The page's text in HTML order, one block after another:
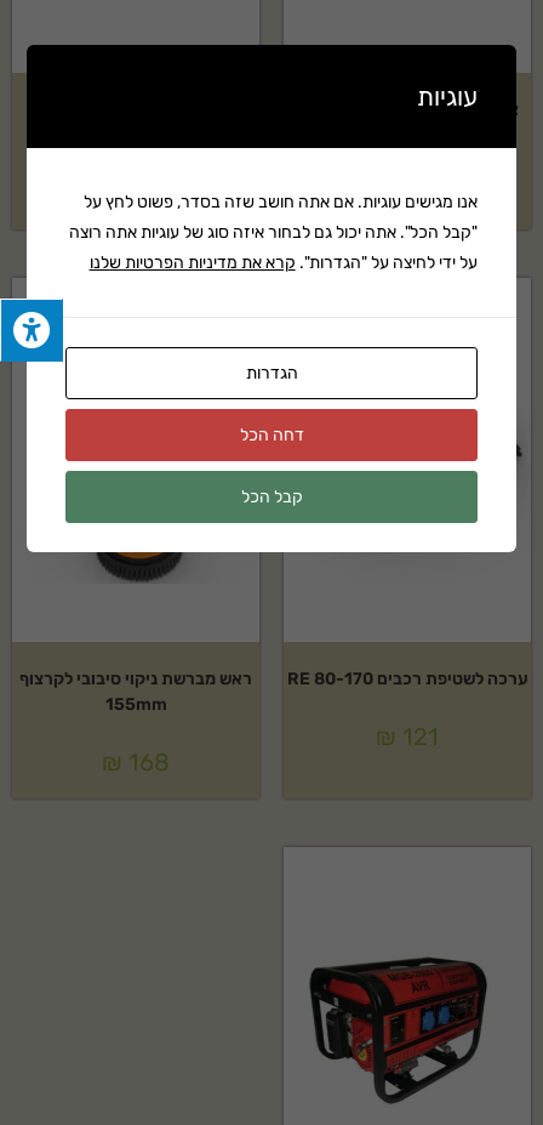
צינור שאיבת מים 3 מטר ל – RE
₪172
ערכה לשטיפת רכבים RE 80-170
₪ 121
ראש מברשת ניקוי סיבובי לקרצוף
155mm
₪ 168
עוגיות
אנו מגישים עוגיות. אם אתה חושב שזה בסדר, פשוט לחץ על
"קבל הכל". אתה יכול גם לבחור איזה סוג של עוגיות אתה רוצה
על ידי לחיצה על "הגדרות". קרא את מדיניות הפרטיות שלנו
הגדרות
דחה הכל
קבל הכל